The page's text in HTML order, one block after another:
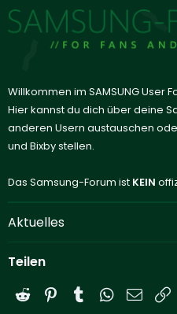
Willkommen im SAMSUNG User
Hier kannst du dich über deine
anderen Usern austauschen
und Bixby stellen.
Das Samsung-Forum ist KEIN
Aktuelles
Teilen
Reddit PinterestTumblrWhatsApp
E-Mail